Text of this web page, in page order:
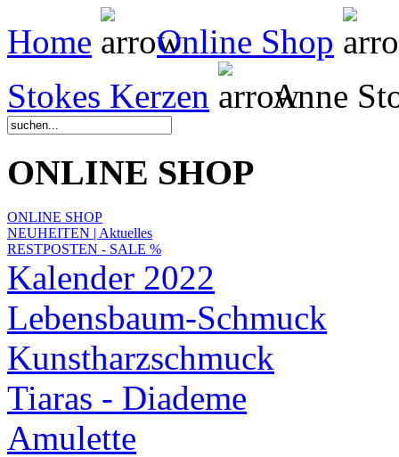
Home
Online Shop
Stokes Kerzen
Anne
ONLINE SHOP
ONLINE SHOP
NEUHEITEN | Aktuelles
RESTPOSTEN - SALE %
Kalender 2022
Lebensbaum-Schmuck
Kunstharzschmuck
Tiaras - Diademe
Amulette